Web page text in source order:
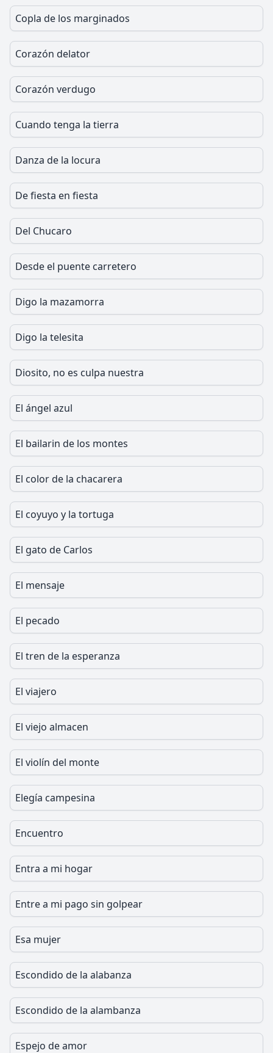
Copla de los marginados
Corazón delator
Corazón verdugo
Cuando tenga la tierra
Danza de la locura
De fiesta en fiesta
Del Chucaro
Desde el puente carretero
Digo la mazamorra
Digo la telesita
Diosito, no es culpa nuestra
El ángel azul
El bailarin de los montes
El color de la chacarera
El coyuyo y la tortuga
El gato de Carlos
El mensaje
El pecado
El tren de la esperanza
El viajero
El viejo almacen
El violín del monte
Elegía campesina
Encuentro
Entra a mi hogar
Entre a mi pago sin golpear
Esa mujer
Escondido de la alabanza
Escondido de la alambanza
Espejo de amor